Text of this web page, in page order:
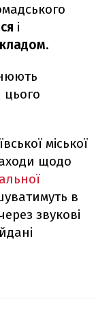
і
.
цього
міської
щодо
в
звукові